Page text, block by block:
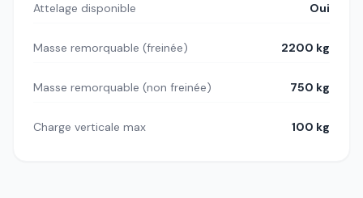
Attelage disponible Oui
Masse remorquable (freinée) 2200 kg
Masse remorquable (non freinée) 750 kg
Charge verticale max 100 kg